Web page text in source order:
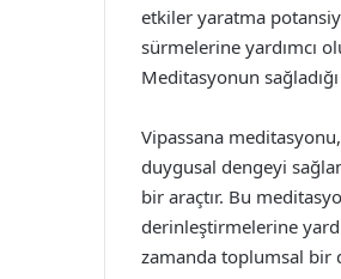
etkiler yaratma
sürmelerine yardımcı
Meditasyonun
Vipassana
duygusal dengeyi
bir araçtır. Bu
derinleştirmelerine
zamanda toplumsal bir